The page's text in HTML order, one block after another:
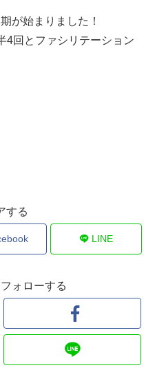
が始まりました！
4回とファシリテーション
する
LINE
ォローする